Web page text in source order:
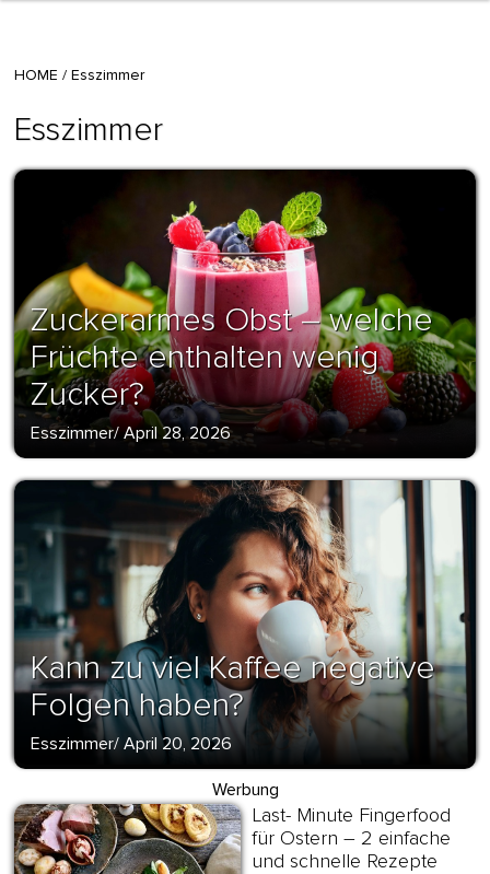
HOME / Esszimmer
Esszimmer
Zuckerarmes Obst – welche
Früchte enthalten wenig
Zucker?
Esszimmer/April 28, 2026
Kann zu viel Kaffee negative
Folgen haben?
Esszimmer/ April 20, 2026
Werbung
Last- Minute Fingerfood
für Ostern – 2 einfache
und schnelle Rezepte